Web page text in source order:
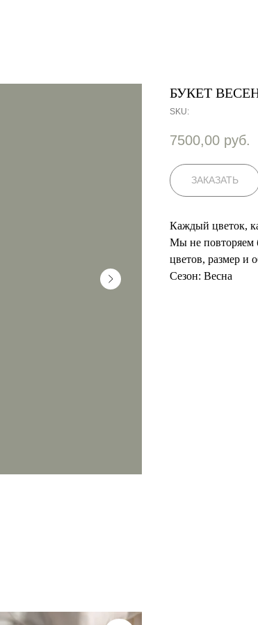
БУКЕТ
SKU:
7500,00 руб.
ЗАКАЗАТЬ
Каждый цветок,
Мы не повторяем
цветов, размер и
Сезон: Весна